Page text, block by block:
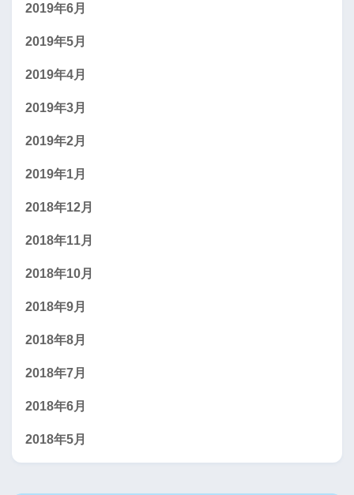
2019年6月
2019年5月
2019年4月
2019年3月
2019年2月
2019年1月
2018年12月
2018年11月
2018年10月
2018年9月
2018年8月
2018年7月
2018年6月
2018年5月